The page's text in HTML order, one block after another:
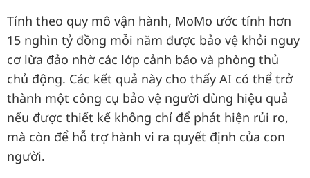
Tính theo quy mô vận hành, MoMo ước tính hơn
15 nghìn tỷ đồng mỗi năm được bảo vệ khỏi nguy
cơ lừa đảo nhờ các lớp cảnh báo và phòng thủ
chủ động. Các kết quả này cho thấy AI có thể trở
thành một công cụ bảo vệ người dùng hiệu quả
nếu được thiết kế không chỉ để phát hiện rủi ro,
mà còn để hỗ trợ hành vi ra quyết định của con
người.